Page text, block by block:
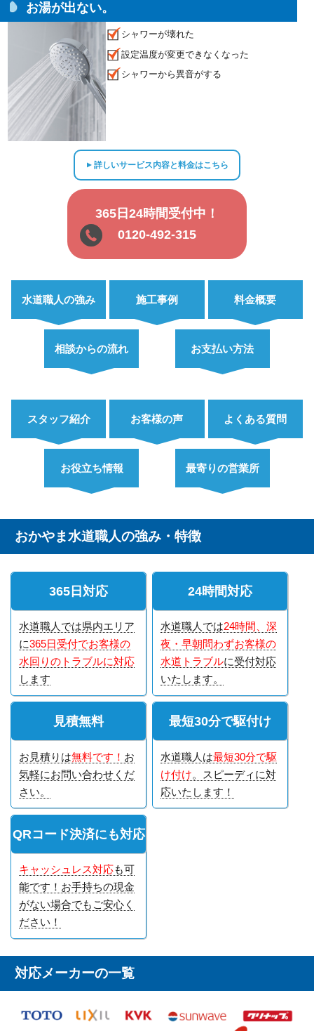
お湯が出ない。
シャワーが壊れた
設定温度が変更できなくなった
シャワーから異音がする
▲詳しいサービス内容と料金はこちら
365日24時間受付中！
0120-492-315
水道職人の強み 施工事例 料金概要
相談からの流れ お支払い方法
スタッフ紹介 お客様の声 よくある質問
お役立ち情報 最寄りの営業所
おかやま水道職人の強み・特徴
365日対応
水道職人では県内エリア
に365日受付でお客様の
水回りのトラブルに対応
します
24時間対応
水道職人では24時間、深
夜・早朝問わずお客様の
水道トラブルに受付対応
いたします。
見積無料
お見積りは無料です！ お
気軽にお問い合わせくだ
さい。
最短30分で駆付け
水道職人は最短30分で駆
け付け。スピーディに対
応いたします！
QRコード決済にも対応
キャッシュレス対応も可
能です！お手持ちの現金
がない場合でもご安心く
ださい！
対応メーカーの一覧